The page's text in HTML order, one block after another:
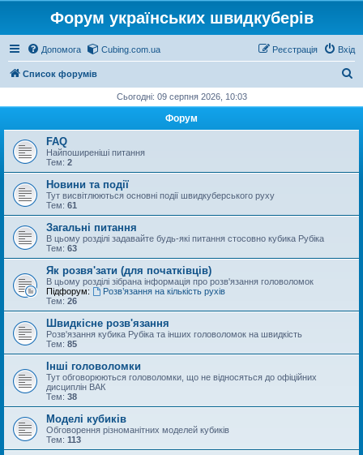
Форум українських швидкуберів
Допомога Cubing.com.ua Вхід
Реєстрація
Список форумів
у
Сьогодні: 09 серпня 2026, 10:03
Форум
FAQ
Найпоширеніші питання
Тем: 2
Новини та події
Тут висвітлюються основні події швидкуберського руху
Тем: 61
Загальні питання
В цьому розділі задавайте будь-які питання стосовно кубика Рубіка
Тем: 63
Як розвя'зати (для початківців)
В цьому розділі зібрана інформація про розв'язання головоломок
Підфорум:
Розв’язання на кількість рухів
Тем: 26
Швидкісне розв'язання
Розв'язання кубика Рубіка та інших головоломок на швидкість
Тем: 85
Інші головоломки
Тут обговорюються головоломки, що не відносяться до офіційних
дисциплін ВАК
Тем: 38
Моделі кубиків
Обговорення різноманітних моделей кубиків
Тем: 113